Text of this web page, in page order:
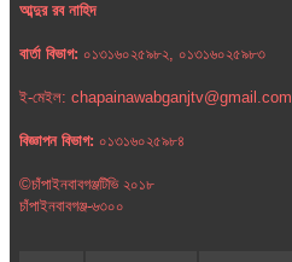
আব্দুর রব নাহিদ
বার্তা বিভাগ: ০১৩১৬০২৫৯৮২, ০১৩১৬০২৫৯৮৩
ই-মেইল: chapainawabganjtv@gmail.com
বিজ্ঞাপন বিভাগ: ০১৩১৬০২৫৯৮৪
©চাঁপাইনবাবগঞ্জটিভি ২০১৮
চাঁপাইনবাবগঞ্জ-৬৩০০